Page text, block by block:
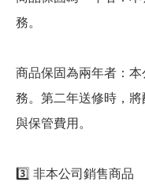
務。
商品保固為兩年者：
務。第二年送修時，
與保管費用。
3️⃣ 非本公司銷售商品